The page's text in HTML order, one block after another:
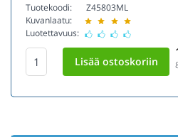
Tuotekoodi:
Kuvanlaatu:
Luotettavuus:
Z45803ML